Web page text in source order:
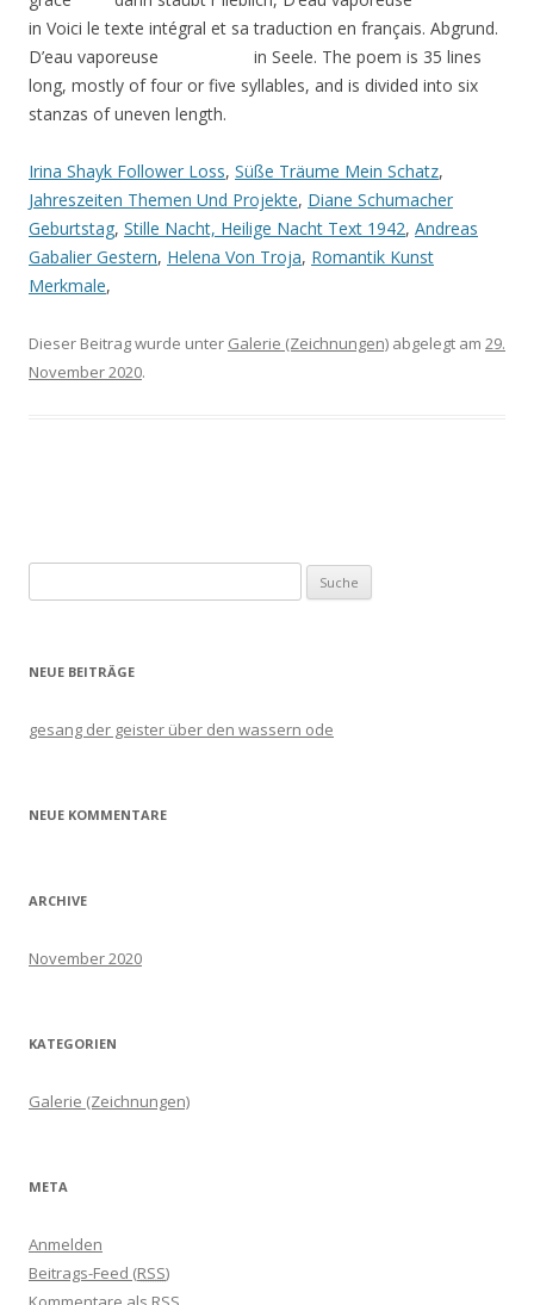
Irina Shayk Follower Loss, Süße Träume Mein Schatz,
Jahreszeiten Themen Und Projekte, Diane Schumacher
Geburtstag, Stille Nacht, Heilige Nacht Text 1942, Andreas
Gabalier Gestern, Helena Von Troja, Romantik Kunst
Merkmale,
Dieser Beitrag wurde unter Galerie (Zeichnungen) abgelegt am 29.
November 2020.
nach:
NEUE BEITRÄGE
gesang der geister über den wassern ode
NEUE KOMMENTARE
ARCHIVE
November 2020
KATEGORIEN
Galerie (Zeichnungen)
META
Anmelden
Beitrags-Feed (RSS)